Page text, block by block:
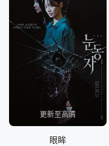
更新至高清
眼眸